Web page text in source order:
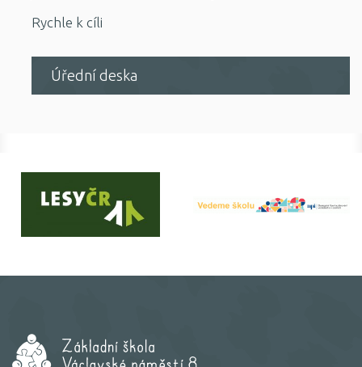
Rychle k cíli
Úřední deska